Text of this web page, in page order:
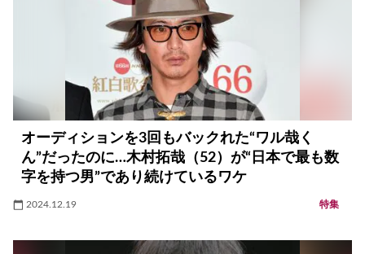
オーディションを3回もバックれた“ワル哉く
ん”だったのに…木村拓哉（52）が“日本で最も数
字を持つ男”であり続けているワケ
2024.12.19 特集